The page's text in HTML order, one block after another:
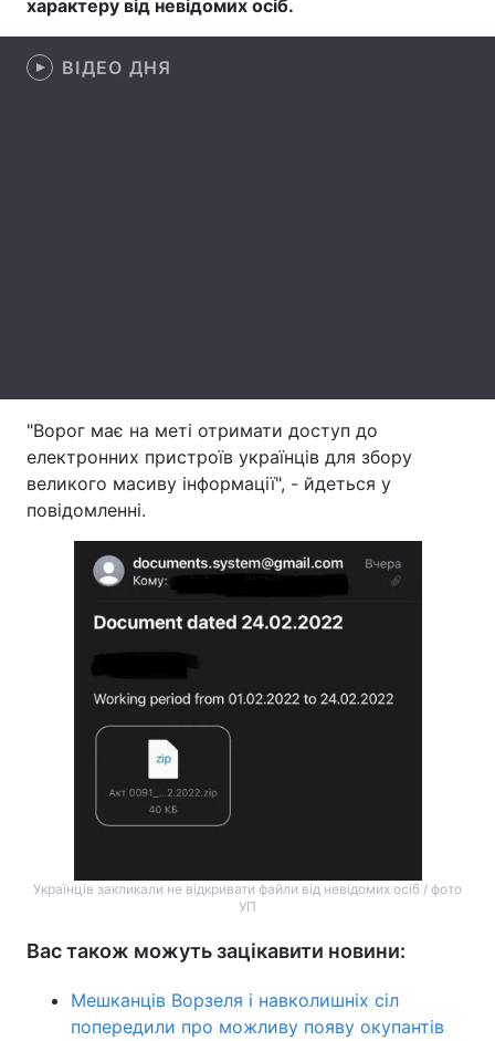
Екологія
Тема оформлення
характеру від невідомих осіб.
ВІДЕО ДНЯ
"Ворог має на меті отримати доступ до
електронних пристроїв українців для збору
великого масиву інформації", - йдеться у
повідомленні.
Українців закликали не відкривати файли від невідомих осіб / фото
УП
Вас також можуть зацікавити новини:
Мешканців Ворзеля і навколишніх сіл
попередили про можливу появу окупантів